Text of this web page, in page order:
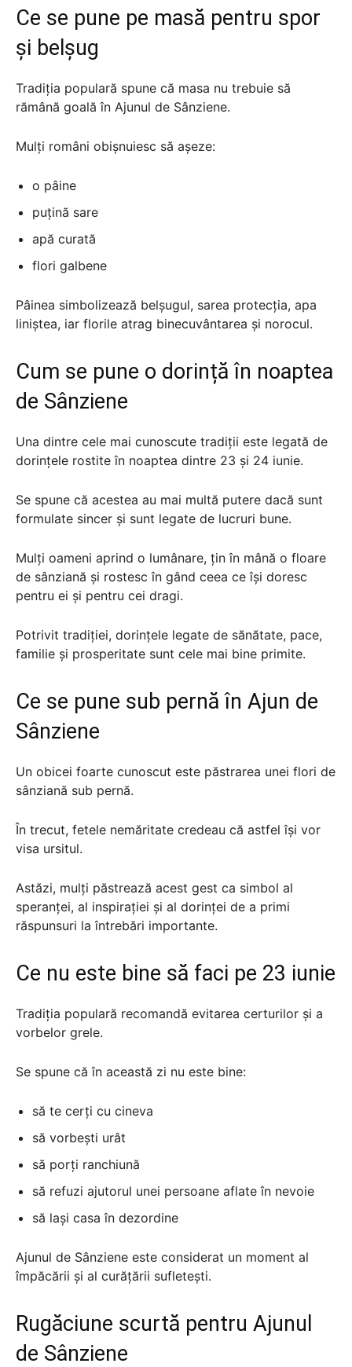
Ce se pune pe masă pentru spor
și belșug
Tradiția populară spune că masa nu trebuie să
rămână goală în Ajunul de Sânziene.
Mulți români obișnuiesc să așeze:
o pâine
puțină sare
apă curată
flori galbene
Pâinea simbolizează belșugul, sarea protecția, apa
liniștea, iar florile atrag binecuvântarea și norocul.
Cum se pune o dorință în noaptea
de Sânziene
Una dintre cele mai cunoscute tradiții este legată de
dorințele rostite în noaptea dintre 23 și 24 iunie.
Se spune că acestea au mai multă putere dacă sunt
formulate sincer și sunt legate de lucruri bune.
Mulți oameni aprind o lumânare, țin în mână o floare
de sânziană și rostesc în gând ceea ce își doresc
pentru ei și pentru cei dragi.
Potrivit tradiției, dorințele legate de sănătate, pace,
familie și prosperitate sunt cele mai bine primite.
Ce se pune sub pernă în Ajun de
Sânziene
Un obicei foarte cunoscut este păstrarea unei flori de
sânziană sub pernă.
În trecut, fetele nemăritate credeau că astfel își vor
visa ursitul.
Astăzi, mulți păstrează acest gest ca simbol al
speranței, al inspirației și al dorinței de a primi
răspunsuri la întrebări importante.
Ce nu este bine să faci pe 23 iunie
Tradiția populară recomandă evitarea certurilor și a
vorbelor grele.
Se spune că în această zi nu este bine:
să te cerți cu cineva
să vorbești urât
să porți ranchiună
să refuzi ajutorul unei persoane aflate în nevoie
să lași casa în dezordine
Ajunul de Sânziene este considerat un moment al
împăcării și al curățării sufletești.
Rugăciune scurtă pentru Ajunul
de Sânziene